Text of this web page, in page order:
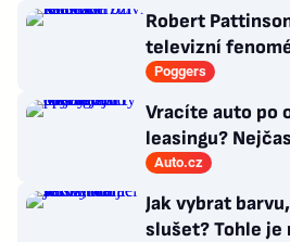
Robert
televizní
Poggers
Vracíte auto po
leasingu?
triviální
Auto.cz
Jak vybrat
slušet? Tohle